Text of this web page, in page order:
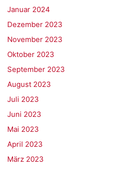
Januar 2024
Dezember 2023
November 2023
Oktober 2023
September 2023
August 2023
Juli 2023
Juni 2023
Mai 2023
April 2023
März 2023